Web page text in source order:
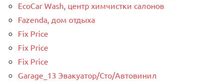
EcoCar Wash, центр химчистки салонов
Fazenda, дом отдыха
Fix Price
Fix Price
Fix Price
Garage_13 Эвакуатор/Сто/Автовинил